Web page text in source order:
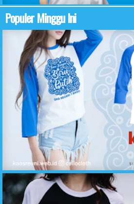
Populer Minggu Ini